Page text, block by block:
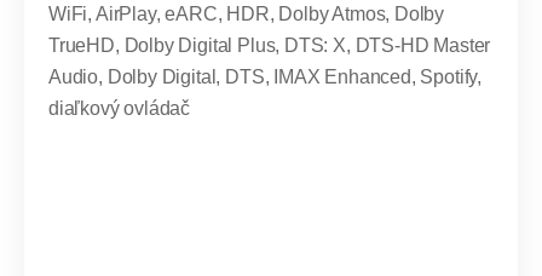
WiFi, AirPlay, eARC, HDR, Dolby Atmos, Dolby
TrueHD, Dolby Digital Plus, DTS: X, DTS-HD Master
Audio, Dolby Digital, DTS, IMAX Enhanced, Spotify,
diaľkový ovládač